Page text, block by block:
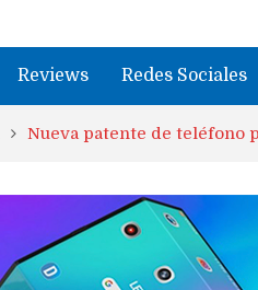
Reviews Redes Sociales
Nueva patente de teléfono